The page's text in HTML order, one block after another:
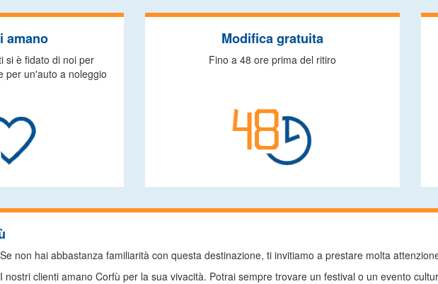
amano
si è fidato di noi per
per un'auto a noleggio
Modifica gratuita
Fino a 48 ore prima del ritiro
Se non hai abbastanza familiarità con questa destinazione, ti invitiamo a prestare molta
I nostri clienti amano Corfù per la sua vivacità. Potrai sempre trovare un festival o un evento